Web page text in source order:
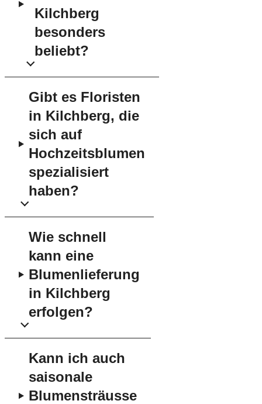
Kilchberg
besonders
beliebt?
Gibt es Floristen
in Kilchberg, die
sich auf
Hochzeitsblumen
spezialisiert
haben?
Wie schnell
kann eine
Blumenlieferung
in Kilchberg
erfolgen?
Kann ich auch
saisonale
Blumensträusse